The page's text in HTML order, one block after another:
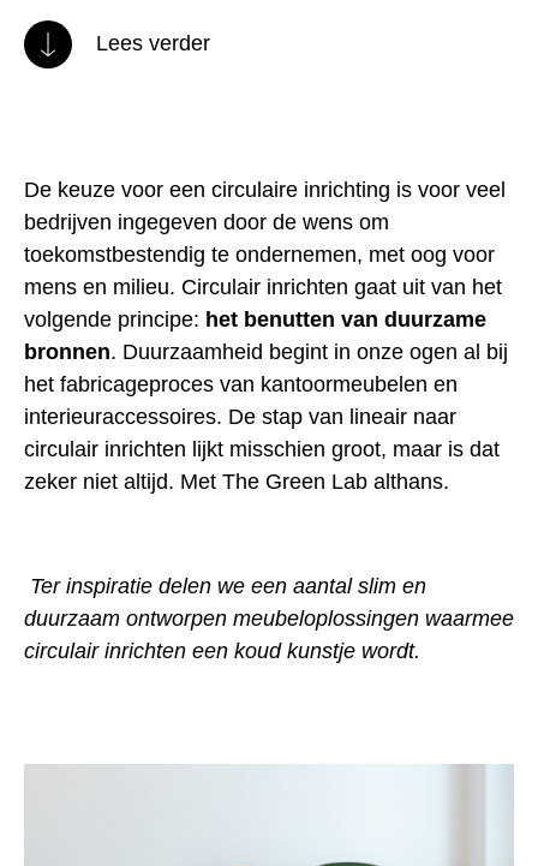
Lees verder
De keuze voor een circulaire inrichting is voor veel
bedrijven ingegeven door de wens om
toekomstbestendig te ondernemen, met oog voor
mens en milieu. Circulair inrichten gaat uit van het
volgende principe: het benutten van duurzame
bronnen. Duurzaamheid begint in onze ogen al bij
het fabricageproces van kantoormeubelen en
interieuraccessoires. De stap van lineair naar
circulair inrichten lijkt misschien groot, maar is dat
zeker niet altijd. Met The Green Lab althans.
Ter inspiratie delen we een aantal slim en
duurzaam ontworpen meubeloplossingen waarmee
circulair inrichten een koud kunstje wordt.